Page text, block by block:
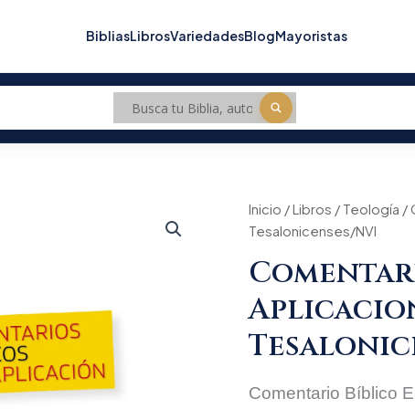
BibliasLibrosVariedadesBlogMayoristas
Inicio /Libros / Teología /
Tesalonicenses/NVI
Comentario Bíblico
was:
Comentarios
Biblicos
Aplicacion/1y2
Tesalonicenses/NVI
cantidad